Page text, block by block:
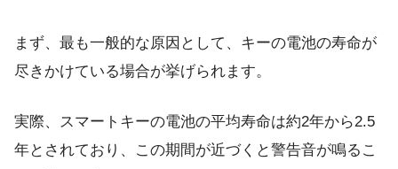
まず、最も一般的な原因として、キーの電池の寿命が
尽きかけている場合が挙げられます。
実際、スマートキーの電池の平均寿命は約2年から2.5
年とされており、この期間が近づくと警告音が鳴るこ